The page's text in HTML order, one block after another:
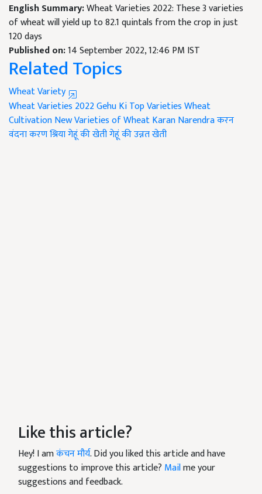
English Summary:Wheat Varieties 2022: These 3 varieties
of wheat will yield up to 82.1 quintals from the crop in just
120 days
Published on:14 September 2022, 12:46 PM IST
Related Topics
Wheat Variety
Wheat Varieties 2022Gehu Ki Top VarietiesWheat
CultivationNew Varieties of WheatKaran Narendraकरन
वंदनाकरण श्रियागेहूं की खेतीगेहूं की उन्नत खेती
Like this article?
Hey! I amकंचन मौर्य. Did you liked this article and have
suggestions to improve this article? Mailme your
suggestions and feedback.